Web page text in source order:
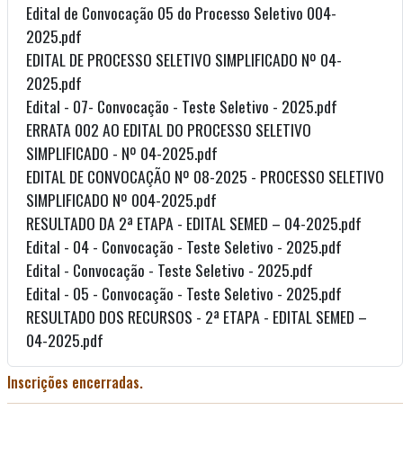
Edital de Convocação 05 do Processo Seletivo 004-
2025.pdf
EDITAL DE PROCESSO SELETIVO SIMPLIFICADO Nº 04-
2025.pdf
Edital - 07- Convocação - Teste Seletivo - 2025.pdf
ERRATA 002 AO EDITAL DO PROCESSO SELETIVO
SIMPLIFICADO - Nº 04-2025.pdf
EDITAL DE CONVOCAÇÃO Nº 08-2025 - PROCESSO SELETIVO
SIMPLIFICADO Nº 004-2025.pdf
RESULTADO DA 2ª ETAPA - EDITAL SEMED – 04-2025.pdf
Edital - 04 - Convocação - Teste Seletivo - 2025.pdf
Edital - Convocação - Teste Seletivo - 2025.pdf
Edital - 05 - Convocação - Teste Seletivo - 2025.pdf
RESULTADO DOS RECURSOS - 2ª ETAPA - EDITAL SEMED –
04-2025.pdf
Inscrições encerradas.